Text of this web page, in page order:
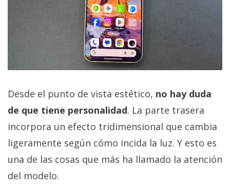
Desde el punto de vista estético, no hay duda
de que tiene personalidad. La parte trasera
incorpora un efecto tridimensional que cambia
ligeramente según cómo incida la luz. Y esto es
una de las cosas que más ha llamado la atención
del modelo.